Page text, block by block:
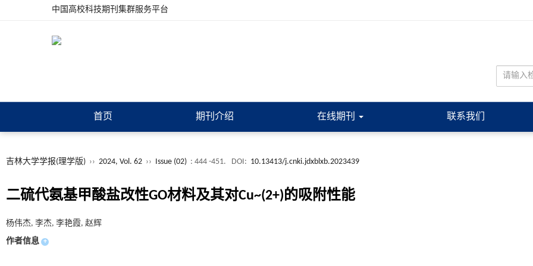
中国高校科技期刊集群服务平台
首页 期刊介绍 在线期刊 联系我们
吉林大学学报(理学版) ›› 2024, Vol. 62 ›› Issue (02) : 444 -451. DOI: 10.13413/j.cnki.jdxblxb.2023439
二硫代氨基甲酸盐改性GO材料及其对Cu~(2+)的吸附性能
杨伟杰, 李杰, 李艳霞, 赵辉
作者信息 +